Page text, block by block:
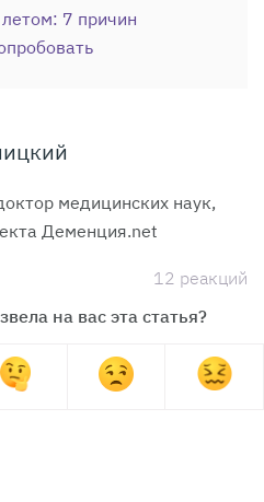
7 причин
медицинских наук,
Деменция.net
12 реакций
на вас эта статья?